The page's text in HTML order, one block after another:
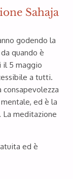
Sahaja
godendo la
quando è
il 5 maggio
a tutti.
consapevolezza
ed è la
La meditazione
ed è